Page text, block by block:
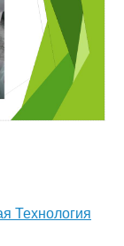
Технология